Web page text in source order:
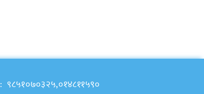
: ९८५१०७०३२५,०१४८११५९०